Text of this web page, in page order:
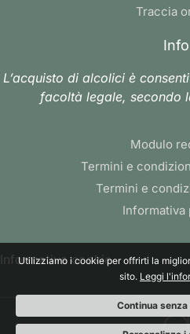
Traccia
Info
L’acquisto di alcolici è
facoltà legale, secondo
Modulo
Termini e
Termini e
Informativa
Informativa cookie
Utilizziamo i cookie per offrirti la
sito. Leggi
Continua